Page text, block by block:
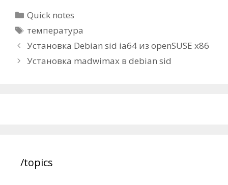
Categories
Quick notes
Tags
температура
Post
navigation
Установка Debian sid ia64 из openSUSE x86
Установка madwimax в debian sid
/topics